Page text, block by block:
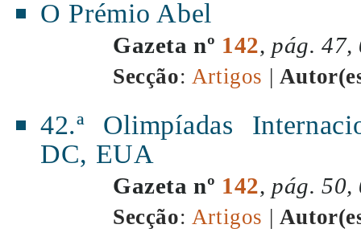
O Prémio Abel
Gazeta nº 142, pág. 47,
Secção: Artigos |
42.ª Olimpíadas
DC, EUA
Gazeta nº 142, pág. 50,
Secção: Artigos |